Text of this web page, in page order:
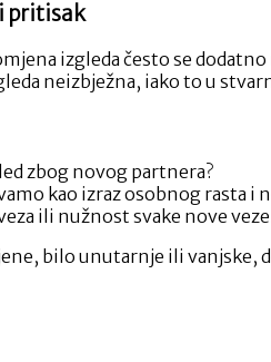
pritisak
izgleda često se
neizbježna, iako to u
zbog novog partnera?
kao izraz osobnog rasta i
ili nužnost svake nove
bilo unutarnje ili